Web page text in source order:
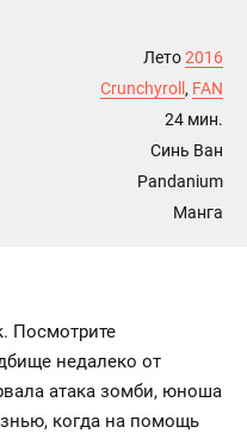
Лето2016
Crunchyroll , FAN
24 мин.
Синь Ван
Pandanium
Манга
Посмотрите
недалеко от
атака зомби, юноша
когда на помощь